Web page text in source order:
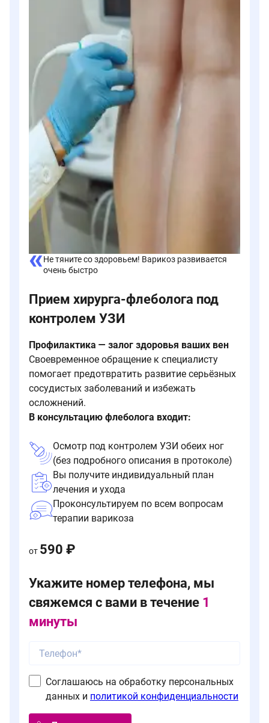
Не тяните со здоровьем! Варикоз развивается
очень быстро
Прием хирурга-флеболога под
контролем УЗИ
Профилактика — залог здоровья ваших вен
Своевременное обращение к специалисту
помогает предотвратить развитие серьёзных
сосудистых заболеваний и избежать
осложнений.
В консультацию флеболога входит:
Осмотр под контролем УЗИ обеих ног
(без подробного описания в протоколе)
Вы получите индивидуальный план
лечения и ухода
Проконсультируем по всем вопросам
терапии варикоза
от 590 ₽
Укажите номер телефона, мы
свяжемся с вами в течение 1
минуты
Соглашаюсь на обработку персональных
данных и политикой конфиденциальности